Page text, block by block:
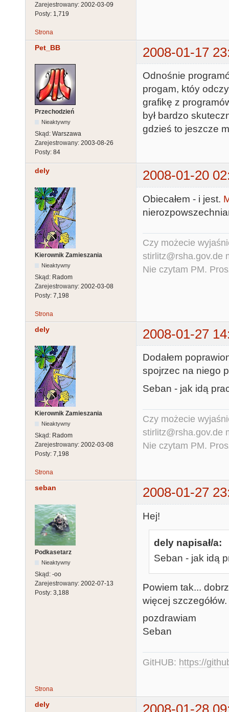
Zarejestrowany: 2002-03-09
Posty: 1,719
Strona
Pet_BB 2008-01-17
Przechodzień
Nieaktywny
Skąd: Warszawa
Zarejestrowany: 2003-08-26
Posty: 84
Odnośnie
progam, któy
grafikę z
był bardzo
gdzieś to jeszcze
dely 2008-01-20
Kierownik Zamieszania
Nieaktywny
Skąd: Radom
Zarejestrowany: 2002-03-08
Posty: 7,198
Obiecałem - i jest.
Czy możecie
stirlitz@rsha.gov.de
Nie czytam PM.
Strona
dely 2008-01-27
Kierownik Zamieszania
Nieaktywny
Skąd: Radom
Zarejestrowany: 2002-03-08
Posty: 7,198
Dodałem
spojrzec na niego
Seban - jak idą
Czy możecie
stirlitz@rsha.gov.de
Nie czytam PM.
Strona
seban 2008-01-27
Podkasetarz
Nieaktywny
Skąd: -oo
Zarejestrowany: 2002-07-13
Posty: 3,188
Hej!
dely napisał/a:
Seban - jak idą
Powiem tak...
więcej szczegółów.
pozdrawiam
Seban
GitHUB: https://
Strona
dely 2008-01-28